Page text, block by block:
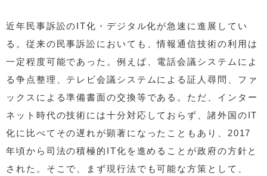
近年民事訴訟のIT化・デジタル化が急速に進展してい
る。従来の民事訴訟においても、情報通信技術の利用は
一定程度可能であった。例えば、電話会議システムによ
る争点整理、テレビ会議システムによる証人尋問、ファ
ックスによる準備書面の交換等である。ただ、インター
ネット時代の技術には十分対応しておらず、諸外国のIT
化に比べてその遅れが顕著になったこともあり、2017
年頃から司法の積極的IT化を進めることが政府の方針と
された。そこで、まず現行法でも可能な方策として、